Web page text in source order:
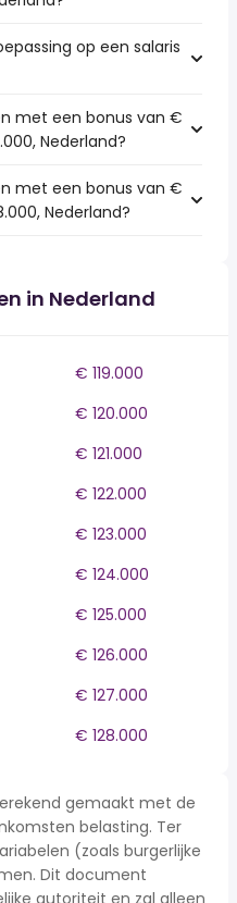
op een salaris
met een bonus van €
Nederland?
met een bonus van €
Nederland?
in Nederland
€ 119.000
€ 120.000
€ 121.000
€ 122.000
€ 123.000
€ 124.000
€ 125.000
€ 126.000
€ 127.000
€ 128.000
gemaakt met de
belasting. Ter
(zoals burgerlijke
Dit document
autoriteit en zal alleen